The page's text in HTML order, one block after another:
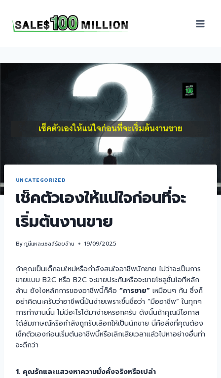
UNCATEGORIZED
เช็คตัวเองให้แน่ใจก่อนที่จะ
เริ่มต้นงานขาย
Byกูนี่แหละเซลล์ร้อยล้าน 19/09/2025
ถ้าคุณเป็นเด็กจบใหม่หรือกำลังสนใจอาชีพนักขาย ไม่ว่าจะเป็นการ
ขายแบบ B2C หรือ B2C จะขายประกันหรือจะขายโซลูชั่นไอทีหลัก
ล้าน ยังไงหลักการของอาชีพนี้ก็คือ “การขาย” เหมือนๆ กัน ซึ่งก็
อย่าคิดนะครับว่าอาชีพนี้มันง่ายเพราะขึ้นชื่อว่า “มืออาชีพ” ในทุกๆ
การทำงานนั้น ไม่มีอะไรได้มาง่ายหรอกครับ ดังนั้นถ้าคุณมีโอกาส
ได้สัมภาษณ์หรือกำลังถูกรับเลือกให้เป็นนักขาย นี่คือสิ่งที่คุณต้อง
เช็คตัวเองก่อนเริ่มต้นอาชีพนี้หรือเลิกเสียเวลาแล้วไปหาอย่างอื่นทำ
จะดีกว่า
1. คุณรักและแสวงหาความมั่งคั่งจริงหรือเปล่า